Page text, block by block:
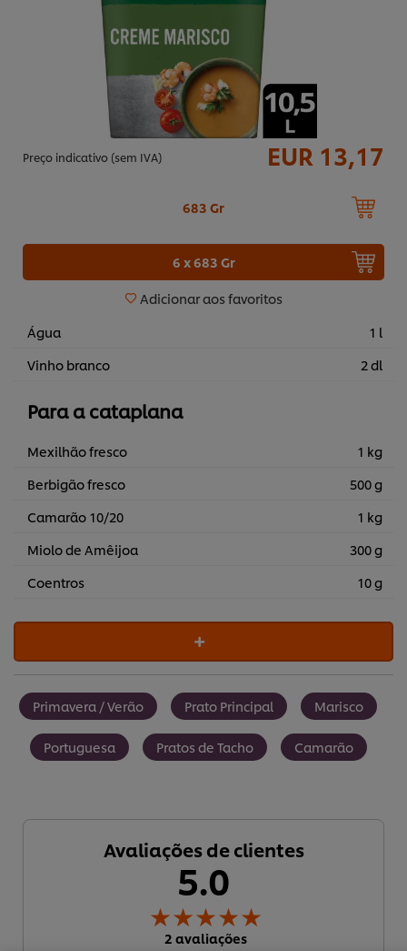
Preço indicativo (sem IVA) EUR 13,17
683 Gr
6 x 683 Gr
Adicionar aos favoritos
Água
1 l
Vinho branco
2 dl
Para a cataplana
Mexilhão fresco
1 kg
Berbigão fresco
500 g
Camarão 10/20
1 kg
Miolo de Amêijoa
300 g
Coentros
10 g
Primavera / Verão Prato Principal Marisco
Portuguesa Pratos de Tacho Camarão
Avaliações de clientes
5.0
2 avaliações
Utilizamos cookies (e técnicas semelhantes) para
melhorar a sua experiência no nosso site. Os Cookies
permitem-lhe disfrutar de certas funcionalidades (tais
como guardar o seu “cesto de compras” online),
funcionalidade de partilha em redes sociais (para